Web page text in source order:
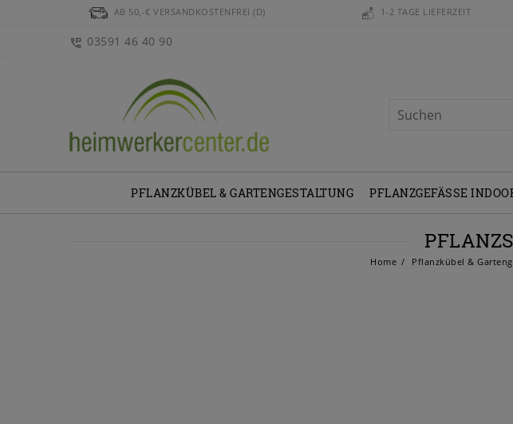
AB 50,-€ VERSANDKOSTENFREI (D) 1-2 TAGE LIEFERZEIT
03591 46 40 90
PFLANZKÜBEL & GARTENGESTALTUNG PFLANZGEFÄSSE INDOOR
Home Pflanzkübel &